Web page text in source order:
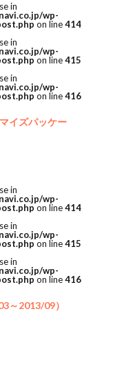
in
wp-
on line414
in
wp-
on line415
in
wp-
on line416
イズパッケー
in
wp-
on line414
in
wp-
on line415
in
wp-
on line416
～2013/09）